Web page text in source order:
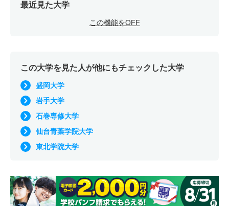
最近見た大学
この機能をOFF
この大学を見た人が他にもチェックした大学
盛岡大学
岩手大学
石巻専修大学
仙台青葉学院大学
東北学院大学